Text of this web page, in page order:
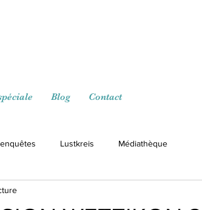
Blog Contact
enquêtes Lustkreis Médiathèque